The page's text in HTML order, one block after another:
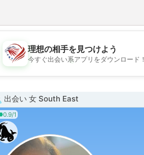
💖
理想の相手を見つけよう
今すぐ出会い系アプリをダウンロード！
出会い 女 South East
0.9/1